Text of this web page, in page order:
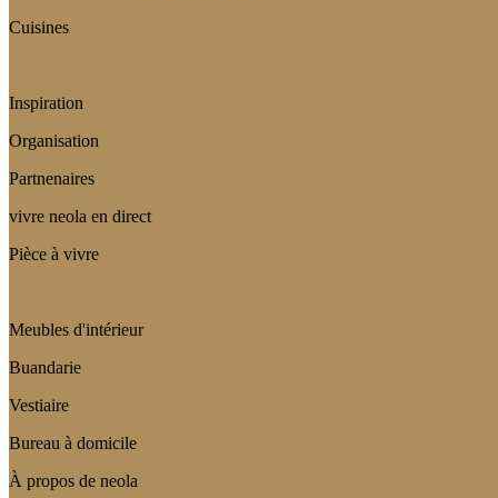
Cuisines
Inspiration
Organisation
Partnenaires
vivre neola en direct
Pièce à vivre
Meubles d'intérieur
Buandarie
Vestiaire
Bureau à domicile
À propos de neola